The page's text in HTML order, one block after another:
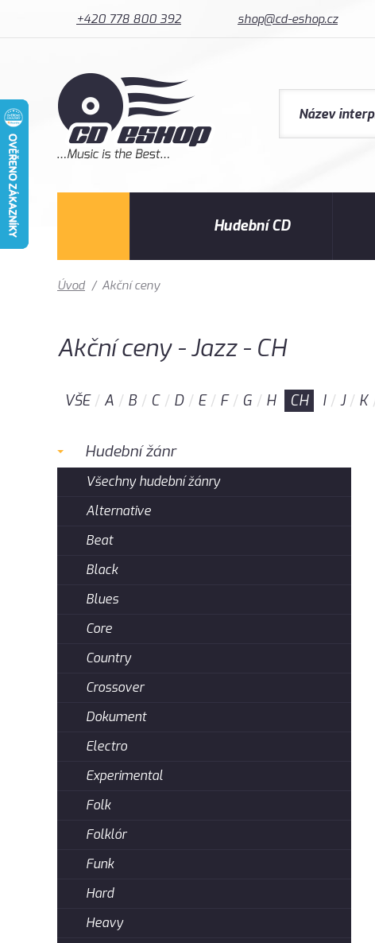
+420 778 800 392 shop@cd-eshop.cz
Hudební CD
Úvod / Akční ceny
Akční ceny - Jazz - CH
VŠE A B C D E F G H CH I J K
Hudební žánr
Všechny hudební žánry
Alternative
Beat
Black
Blues
Core
Country
Crossover
Dokument
Electro
Experimental
Folk
Folklór
Funk
Hard
Heavy